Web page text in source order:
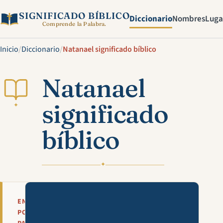
SIGNIFICADO BÍBLICO
Comprende la Palabra. DiccionarioNombres
Inicio/Diccionario/Natanael significado bíblico
✦
Natanael
significado
bíblico
✦
EN
POCAS
Mira esta explicación en